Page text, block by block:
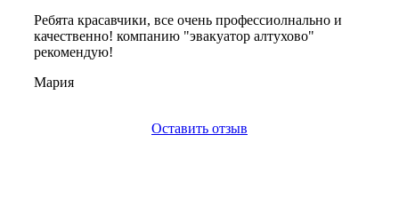
Ребята красавчики, все очень профессиолнально и
качественно! компанию "эвакуатор алтухово"
рекомендую!
Мария
Оставить отзыв